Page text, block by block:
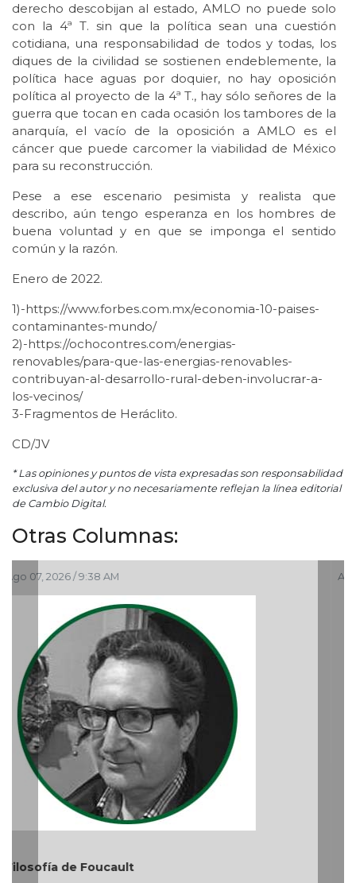
derecho descobijan al estado, AMLO no puede solo
con la 4ª T. sin que la política sean una cuestión
cotidiana, una responsabilidad de todos y todas, los
diques de la civilidad se sostienen endeblemente, la
política hace aguas por doquier, no hay oposición
política al proyecto de la 4ª T., hay sólo señores de la
guerra que tocan en cada ocasión los tambores de la
anarquía, el vacío de la oposición a AMLO es el
cáncer que puede carcomer la viabilidad de México
para su reconstrucción.
Pese a ese escenario pesimista y realista que
describo, aún tengo esperanza en los hombres de
buena voluntad y en que se imponga el sentido
común y la razón.
Enero de 2022.
1)-https://www.forbes.com.mx/economia-10-paises-
contaminantes-mundo/
2)-https://ochocontres.com/energias-
renovables/para-que-las-energias-renovables-
contribuyan-al-desarrollo-rural-deben-involucrar-a-
los-vecinos/
3-Fragmentos de Heráclito.
CD/JV
* Las opiniones y puntos de vista expresadas son responsabilidad
exclusiva del autor y no necesariamente reflejan la línea editorial
de Cambio Digital.
Otras Columnas:
Ago 05, 2026 / 9:04 PM
El debate de la Protección de los Derechos de las
Audiencias